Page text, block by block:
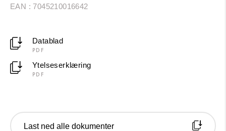
EAN : 7045210016642
Datablad
PDF
Ytelseserklæring
PDF
Last ned alle dokumenter